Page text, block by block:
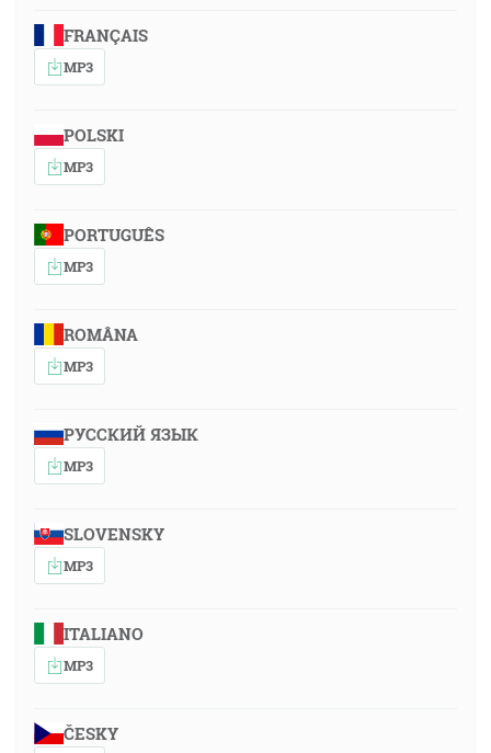
FRANÇAIS
MP3
POLSKI
MP3
PORTUGUÊS
MP3
ROMÂNA
MP3
РУССКИЙ ЯЗЫК
MP3
SLOVENSKY
MP3
ITALIANO
MP3
ČESKY